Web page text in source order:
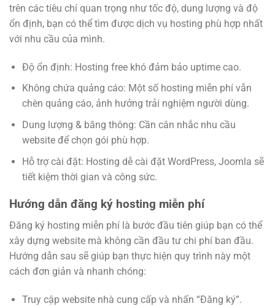
trên các tiêu chí quan trọng như tốc độ, dung lượng và độ
ổn định, bạn có thể tìm được dịch vụ hosting phù hợp nhất
với nhu cầu của mình.
Độ ổn định: Hosting free khó đảm bảo uptime cao.
Không chứa quảng cáo: Một số hosting miễn phí vẫn
chèn quảng cáo, ảnh hưởng trải nghiệm người dùng.
Dung lượng & băng thông: Cần cân nhắc nhu cầu
website để chọn gói phù hợp.
Hỗ trợ cài đặt: Hosting dễ cài đặt WordPress, Joomla sẽ
tiết kiệm thời gian và công sức.
Hướng dẫn đăng ký hosting miễn phí
Đăng ký hosting miễn phí là bước đầu tiên giúp bạn có thể
xây dựng website mà không cần đầu tư chi phí ban đầu.
Hướng dẫn sau sẽ giúp bạn thực hiện quy trình này một
cách đơn giản và nhanh chóng:
Truy cập website nhà cung cấp và nhấn “Đăng ký”.